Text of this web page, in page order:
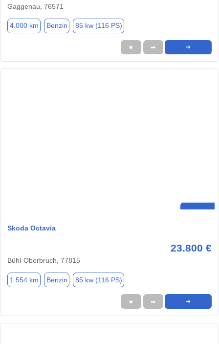
Gaggenau, 76571
4.000 km Benzin 85 kw (116 PS)
★ ➦ ➜
Skoda Octavia
23.800 €
Bühl-Oberbruch, 77815
1.554 km Benzin 85 kw (116 PS)
★ ➦ ➜